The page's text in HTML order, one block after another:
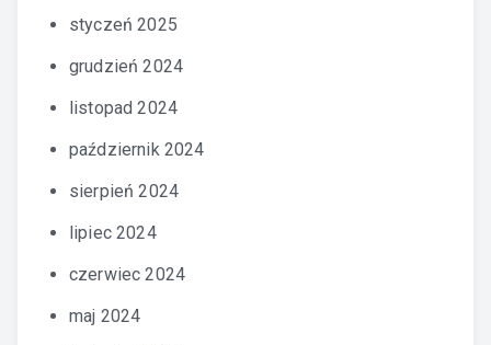
styczeń 2025
grudzień 2024
listopad 2024
październik 2024
sierpień 2024
lipiec 2024
czerwiec 2024
maj 2024